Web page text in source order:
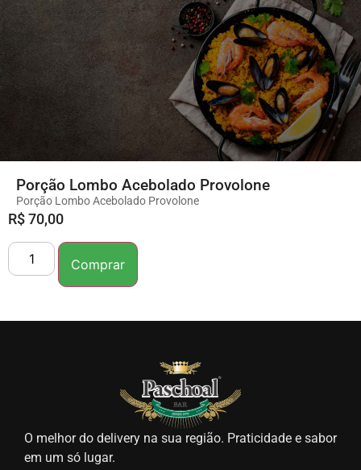
Porção Lombo Acebolado Provolone
Porção Lombo Acebolado Provolone
R$ 70,00
Comprar
O melhor do delivery na sua região. Praticidade e sabor
em um só lugar.